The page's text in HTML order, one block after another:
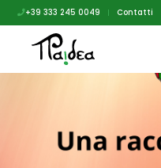
+39 333 245 0049 | Contatti